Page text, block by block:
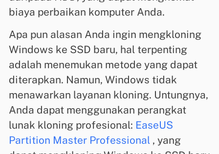
biaya perbaikan komputer Anda.
Apa pun alasan Anda ingin mengkloning
Windows ke SSD baru, hal terpenting
adalah menemukan metode yang dapat
diterapkan. Namun, Windows tidak
menawarkan layanan kloning. Untungnya,
Anda dapat menggunakan perangkat
lunak kloning profesional: EaseUS
Partition Master Professional, yang